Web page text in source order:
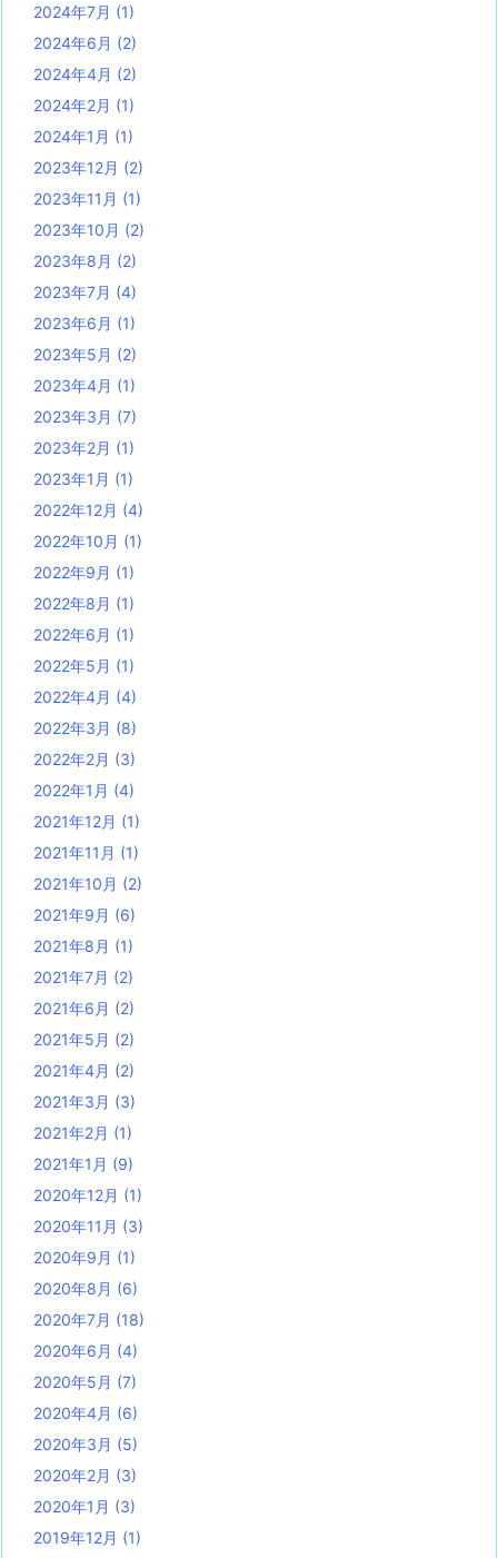
2024年7月 (1)
2024年6月 (2)
2024年4月 (2)
2024年2月 (1)
2024年1月 (1)
2023年12月 (2)
2023年11月 (1)
2023年10月 (2)
2023年8月 (2)
2023年7月 (4)
2023年6月 (1)
2023年5月 (2)
2023年4月 (1)
2023年3月 (7)
2023年2月 (1)
2023年1月 (1)
2022年12月 (4)
2022年10月 (1)
2022年9月 (1)
2022年8月 (1)
2022年6月 (1)
2022年5月 (1)
2022年4月 (4)
2022年3月 (8)
2022年2月 (3)
2022年1月 (4)
2021年12月 (1)
2021年11月 (1)
2021年10月 (2)
2021年9月 (6)
2021年8月 (1)
2021年7月 (2)
2021年6月 (2)
2021年5月 (2)
2021年4月 (2)
2021年3月 (3)
2021年2月 (1)
2021年1月 (9)
2020年12月 (1)
2020年11月 (3)
2020年9月 (1)
2020年8月 (6)
2020年7月 (18)
2020年6月 (4)
2020年5月 (7)
2020年4月 (6)
2020年3月 (5)
2020年2月 (3)
2020年1月 (3)
2019年12月 (1)